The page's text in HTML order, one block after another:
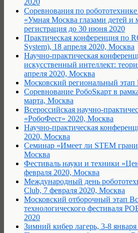
2020
Соревнования по
«Умная Москва глазами детей и
регистрация до 30 июня 2020
Практическая конференция по
System), 18 апреля 2020, Москва
Научно-практическая
искусственный интеллект:
апреля 2020, Москва
Московский региональный этап
Соревнование РобоSкарт в
марта, Москва
Всероссийская научно-
«РобоФест» 2020, Москва
Научно-практическая
2020, Москва
Семинар «Имеет ли STEM
Москва
Фестиваль науки и техники
февраля 2020, Москва
Международный день
Club, 7 февраля 2020, Москва
Московский отборочный этап
технологического фестиваля
2020
Зимний кибер лагерь, 3-8